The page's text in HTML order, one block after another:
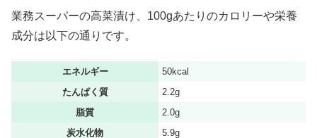
業務スーパーの高菜漬け、100gあたりのカロリーや栄養
成分は以下の通りです。
エネルギー
50kcal
たんぱく質
2.2g
脂質
2.0g
炭水化物
5.9g